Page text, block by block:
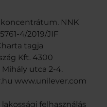
koncentrátum. NNK
4/2019/JIF
tagja
Kft. 4300
Mihály utca 2-4.
www.unilever.com
felhasználás